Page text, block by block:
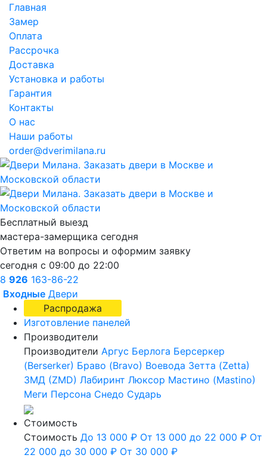
Главная
Замер
Оплата
Рассрочка
Доставка
Установка и работы
Гарантия
Контакты
О нас
Наши работы
order@dverimilana.ru
Бесплатный выезд
мастера-замерщика сегодня
Ответим на вопросы и оформим заявку
сегодня с 09:00 до 22:00
8 926 163-86-22
Входные Двери
Распродажа
Изготовление панелей
Производители
Производители Аргус Берлога Берсеркер
(Berserker) Браво (Bravo) Воевода Зетта (Zetta)
ЗМД (ZMD) Лабиринт Люксор Мастино (Mastino)
Меги Персона Снедо Сударь
Стоимость
Стоимость До 13 000 ₽ От 13 000 до 22 000 ₽ От
22 000 до 30 000 ₽ От 30 000 ₽